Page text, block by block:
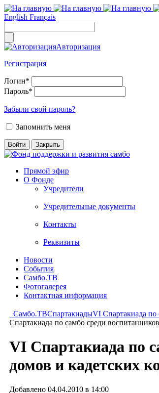
English Français
Авторизация
Регистрация
Логин*
Пароль*
Забыли свой пароль?
Запомнить меня
Прямой эфир
О Фонде
Учредители
Учредительные документы
Контакты
Реквизиты
Новости
События
Самбо.ТВ
Фотогалерея
Контактная информация
Самбо.ТВСпартакиадыVI Cпартакиада по
Cпартакиада по самбо среди
VI Cпартакиада по
домов и кадетских
Добавлено 04.04.2010 в 14:00